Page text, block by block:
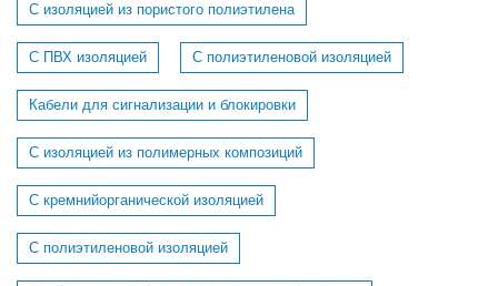
С изоляцией из пористого полиэтилена
С ПВХ изоляцией С полиэтиленовой изоляцией
Кабели для сигнализации и блокировки
C изоляцией из полимерных композиций
C кремнийорганической изоляцией
C полиэтиленовой изоляцией